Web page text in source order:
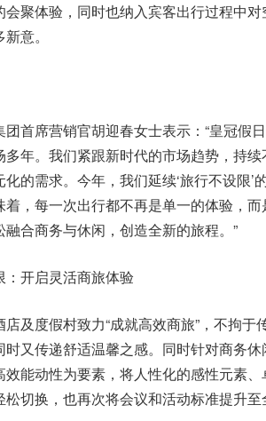
会聚体验，同时也纳入宾客出行过程中
意。
首席营销官胡迎春女士表示： “皇冠假
多年。我们紧跟新时代的市场趋势，持
化的需求。今年，我们延续‘旅行不设限
着，每一次出行都不再是单一的体验，
融合商务与休闲，创造全新的旅程。”
：开启灵活商旅体验
店及度假村致力“成就高效商旅”，不拘
时又传递舒适温馨之感。同时针对商务
效能动性为要素，将人性化的感性元素
切换，也再次将会议和活动标准提升至